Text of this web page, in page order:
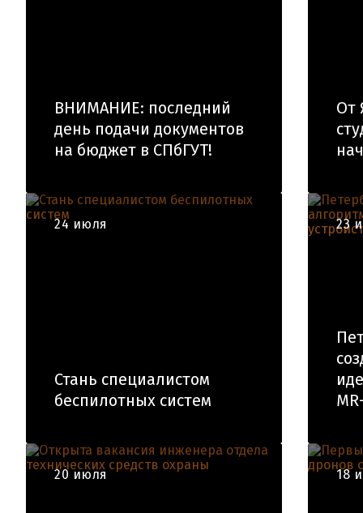
ВНИМАНИЕ: последний
день подачи документов
на бюджет в СПбГУТ!
От
24 июля
Стань специалистом
беспилотных систем
23
20 июля 18